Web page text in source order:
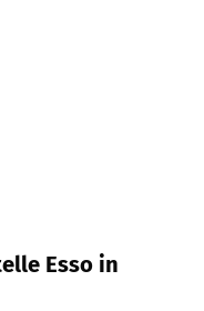
Esso in